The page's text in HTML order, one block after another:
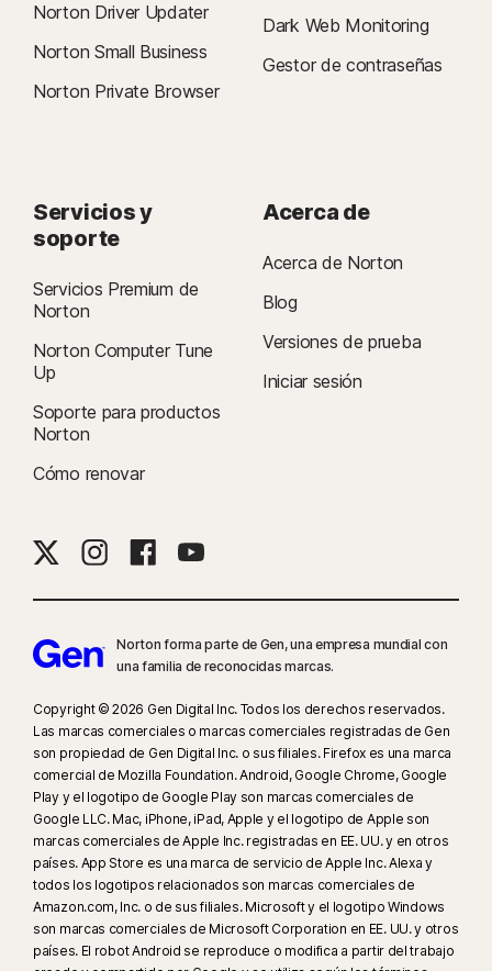
Norton Driver Updater
Norton Small Business
Norton Private Browser
Dark Web Monitoring
Gestor de contraseñas
Servicios y
soporte
Servicios Premium de
Norton
Norton Computer Tune
Up
Soporte para productos
Norton
Cómo renovar
Acerca de
Acerca de Norton
Blog
Versiones de prueba
Iniciar sesión
Norton forma parte de Gen, una empresa mundial con
una familia de reconocidas marcas.
Copyright © 2026 Gen Digital Inc. Todos los derechos reservados.
Las marcas comerciales o marcas comerciales registradas de Gen
son propiedad de Gen Digital Inc. o sus filiales. Firefox es una marca
comercial de Mozilla Foundation. Android, Google Chrome, Google
Play y el logotipo de Google Play son marcas comerciales de
Google LLC. Mac, iPhone, iPad, Apple y el logotipo de Apple son
marcas comerciales de Apple Inc. registradas en EE. UU. y en otros
países. App Store es una marca de servicio de Apple Inc. Alexa y
todos los logotipos relacionados son marcas comerciales de
Amazon.com, Inc. o de sus filiales. Microsoft y el logotipo Windows
son marcas comerciales de Microsoft Corporation en EE. UU. y otros
países. El robot Android se reproduce o modifica a partir del trabajo